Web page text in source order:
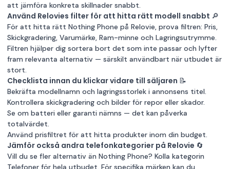
att jämföra konkreta skillnader snabbt.
Använd Relovies filter för att hitta rätt modell snabbt 🔎
För att hitta rätt Nothing Phone på Relovie, prova filtren: Pris,
Skickgradering, Varumärke, Ram-minne och Lagringsutrymme.
Filtren hjälper dig sortera bort det som inte passar och lyfter
fram relevanta alternativ — särskilt användbart när utbudet är
stort.
Checklista innan du klickar vidare till säljaren 📝
Bekräfta modellnamn och lagringsstorlek i annonsens titel.
Kontrollera skickgradering och bilder för repor eller skador.
Se om batteri eller garanti nämns — det kan påverka
totalvärdet.
Använd prisfiltret för att hitta produkter inom din budget.
Jämför också andra telefonkategorier på Relovie 🔄
Vill du se fler alternativ än Nothing Phone? Kolla kategorin